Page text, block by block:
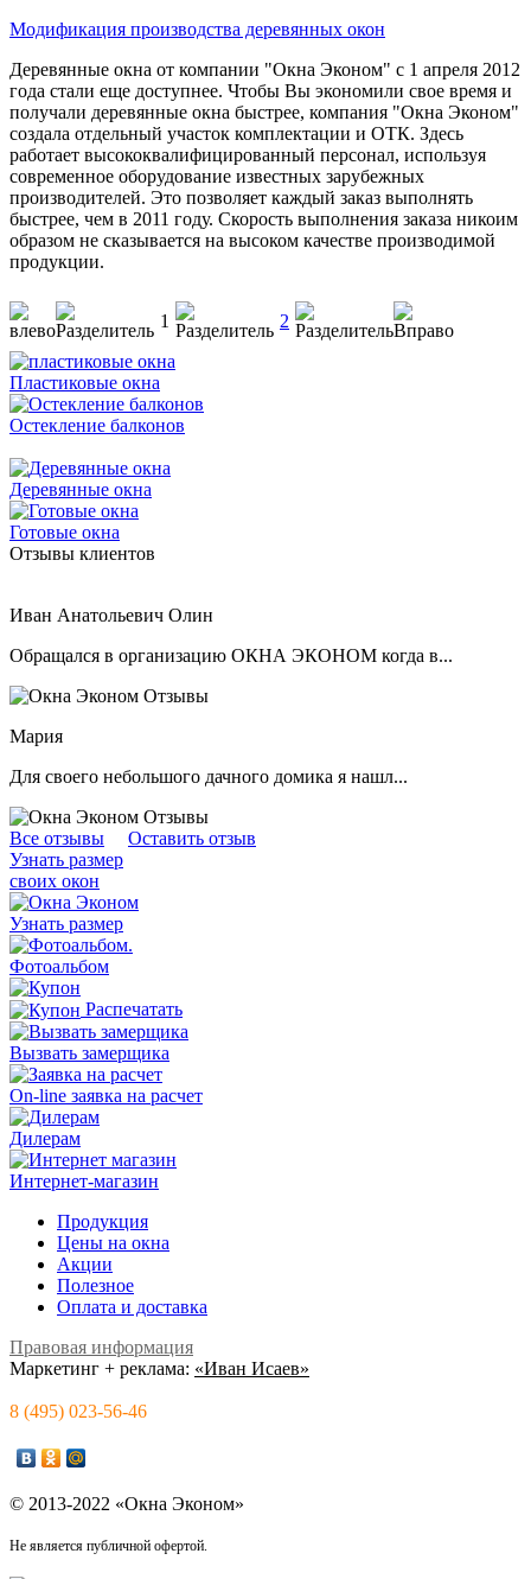
Модификация производства деревянных окон
Деревянные окна от компании "Окна Эконом" с 1 апреля 2012
года стали еще доступнее. Чтобы Вы экономили свое время и
получали деревянные окна быстрее, компания "Окна Эконом"
создала отдельный участок комплектации и ОТК. Здесь
работает высококвалифицированный персонал, используя
современное оборудование известных зарубежных
производителей. Это позволяет каждый заказ выполнять
быстрее, чем в 2011 году. Скорость выполнения заказа никоим
образом не сказывается на высоком качестве производимой
продукции.
1 2
Пластиковые окна
Остекление балконов
Деревянные окна
Готовые окна
Отзывы клиентов
Иван Анатольевич Олин
Обращался в организацию ОКНА ЭКОНОМ когда в...
Мария
Для своего небольшого дачного домика я нашл...
Все отзывы
Оставить отзыв
Узнать размер
своих окон
Узнать размер
.
Фотоальбом
Распечатать
Вызвать замерщика
On-line заявка на расчет
Дилерам
Интернет-магазин
Продукция
Цены на окна
Акции
Полезное
Оплата и доставка
Правовая информация
Маркетинг + реклама: «Иван Исаев»
8 (495) 023-56-46
© 2013-2022 «Окна Эконом»
Не является публичной офертой.